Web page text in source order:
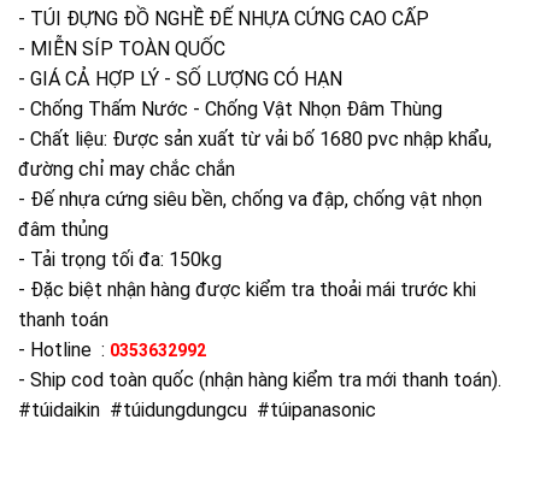
- TÚI ĐỰNG ĐỒ NGHỀ ĐẾ NHỰA CỨNG CAO CẤP
- MIỄN SÍP TOÀN QUỐC
- GIÁ CẢ HỢP LÝ - SỐ LƯỢNG CÓ HẠN
- Chống Thấm Nước - Chống Vật Nhọn Đâm Thùng
- Chất liệu: Được sản xuất từ vải bố 1680 pvc nhập khẩu,
đường chỉ may chắc chắn
- Đế nhựa cứng siêu bền, chống va đập, chống vật nhọn
đâm thủng
- Tải trọng tối đa: 150kg
- Đặc biệt nhận hàng được kiểm tra thoải mái trước khi
thanh toán
- Hotline : 0353632992
- Ship cod toàn quốc (nhận hàng kiểm tra mới thanh toán).
#túidaikin #túidungdungcu #túipanasonic